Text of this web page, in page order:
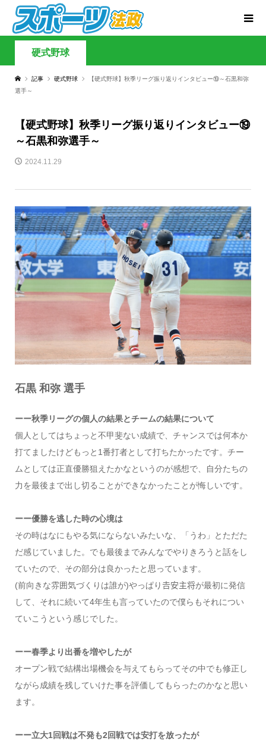
硬式野球
記事 硬式野球
【硬式野球】秋季リーグ振り返りインタビュー⑲～石黒和弥
選手～
【硬式野球】秋季リーグ振り返りインタビュー⑲
～石黒和弥選手～
2024.11.29
石黒 和弥 選手
ーー秋季リーグの個人の結果とチームの結果について
個人としてはちょっと不甲斐ない成績で、チャンスでは何本か
打てましたけどもっと1番打者として打ちたかったです。チー
ムとしては正直優勝狙えたかなというのが感想で、自分たちの
力を最後まで出し切ることができなかったことが悔しいです。
ーー優勝を逃した時の心境は
その時はなにもやる気にならないみたいな、「うわ」とただた
だ感じていました。でも最後までみんなでやりきろうと話をし
ていたので、その部分は良かったと思っています。
(前向きな雰囲気づくりは誰が)やっぱり𠮷安主将が最初に発信
して、それに続いて4年生も言っていたので僕らもそれについ
ていこうという感じでした。
ーー春季より出番を増やしたが
オープン戦で結構出場機会を与えてもらってその中でも修正し
ながら成績を残していけた事を評価してもらったのかなと思い
ます。
ーー立大1回戦は不発も2回戦では安打を放ったが